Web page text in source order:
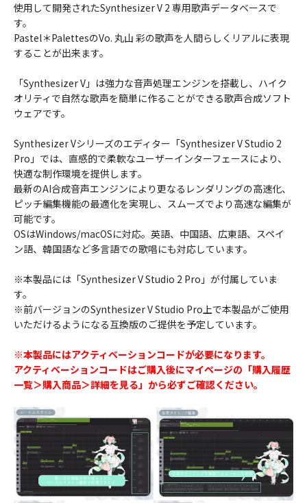
使用して開発されたSynthesizer V 2 専用歌声データベースで
す。
Pastel＊PalettesのVo. 丸山 彩の歌声を人間らしくリアルに表現
することが出来ます。
「Synthesizer V」は強力な音声処理エンジンを搭載し、ハイク
オリティで自然な歌声を簡単に作ることができる歌声合成ソフト
ウェアです。
Synthesizer Vシリーズのエディター「Synthesizer V Studio 2
Pro」では、直感的で柔軟なユーザーインターフェースにより、
快適な制作環境を提供します。
最新のAI合成音声エンジンにより更なるレンダリングの高速化、
ピッチ編集機能の最適化を実現し、スムーズでより高速な編集が
可能です。
OSはWindows/macOSに対応。英語、中国語、広東語、スペイ
ン語、韓国語など多言語での歌唱にも対応しています。
※本製品には「Synthesizer V Studio 2 Pro」が付属していま
す。
※前バージョンのSynthesizer V Studio Pro上で本製品がご使用
いただけるようになる互換版のご提供を予定しています。
※本製品にはアクティベーションコードが必要になります。
アクティベーションコードはご購入後にマイページの「購入履歴
一覧＞購入商品＞詳細を見る」から必ずご確認ください。